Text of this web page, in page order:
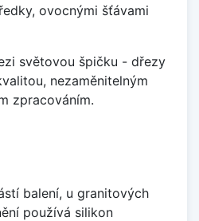
ovocnými šťávami
světovou špičku - dřezy
nezaměnitelným
zpracováním.
balení, u granitových
používá silikon